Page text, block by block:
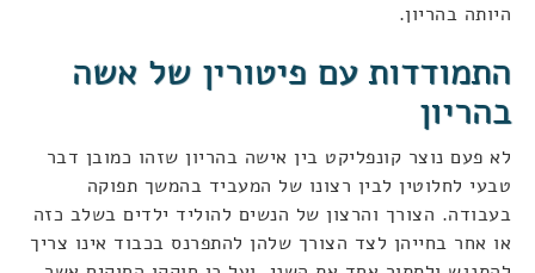
היותה בהריון.
התמודדות עם פיטורין של אשה
בהריון
לא פעם נוצר קונפליקט בין אישה בהריון שזהו כמובן דבר
טבעי לחלוטין לבין רצונו של המעביד בהמשך תפוקה
בעבודה. הצורך והרצון של הנשים להוליד ילדים בשלב כזה
או אחר בחייהן לצד הצורך שלהן להתפרנס בכבוד אינו צריך